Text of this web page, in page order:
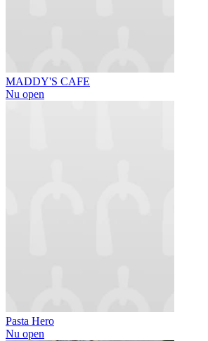
MADDY'S CAFE
Nu open
Pasta Hero
Nu open